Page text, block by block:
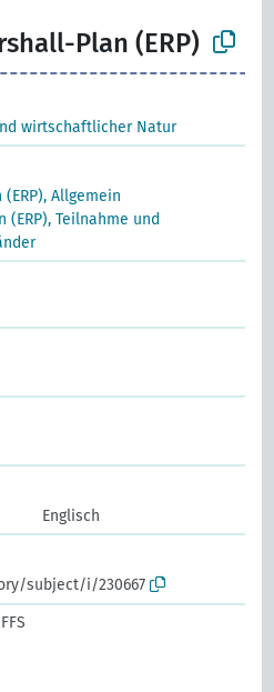
Plan (ERP)
wirtschaftlicher Natur
Allgemein
(ERP), Teilnahme und
Englisch
subject/i/230667